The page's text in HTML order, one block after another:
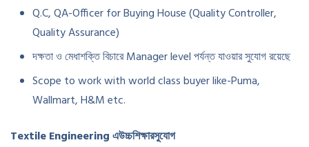
Q.C, QA-Officer for Buying House (Quality Controller,
Quality Assurance)
দক্ষতা ও মেধাশক্তি বিচারে Manager level পর্যন্ত যাওয়ার সুযোগ রয়েছে
Scope to work with world class buyer like-Puma,
Wallmart, H&M etc.
Textile Engineeringএউচ্চশিক্ষারসুযোগ